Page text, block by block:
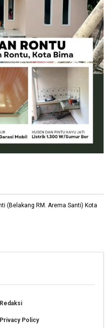
(Belakang RM. Arema Santi) Kota
Redaksi
Privacy Policy